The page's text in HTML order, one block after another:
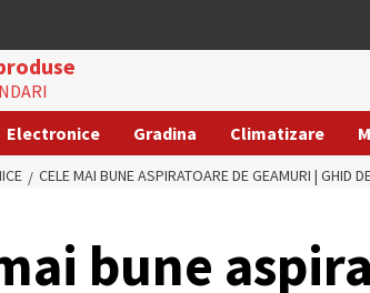
Electronice Gradina Climatizare
CELE MAI BUNE ASPIRATOARE DE GEAMURI | GHID
bune